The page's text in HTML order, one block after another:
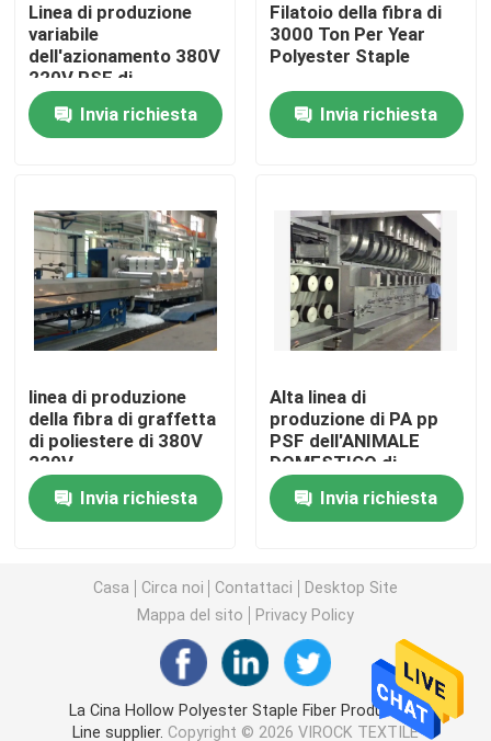
notizie
Richieda una citazione
stenter della regolazione di calore
Macchina di Stenter dell'aria calda
macchina dello stenter del tessuto
Rifinitrice del tessuto
Stampatrice rotatoria dello schermo
Macchina del vapore del ciclo
Rilassi la macchina dell'essiccatore
Linea di produzione
variabile
dell'azionamento 380V
220V PSF di
frequenza
Invia richiesta
Filatoio della fibra di
3000 Ton Per Year
Polyester Staple
Invia richiesta
linea di produzione
della fibra di graffetta
di poliestere di 380V
220V
Invia richiesta
Alta linea di
produzione di PA pp
PSF dell'ANIMALE
DOMESTICO di
automazione
Invia richiesta
Casa Circa noi Contattaci
Desktop Site
Mappa del sito
Privacy Policy
La Cina Hollow Polyester Staple Fiber Production
Line supplier. Copyright © 2026 VIROCK TEXTILE